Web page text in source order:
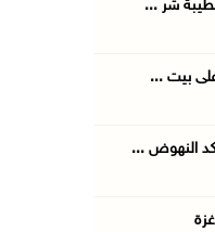
شر ...
بيت ...
النهوض ...